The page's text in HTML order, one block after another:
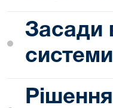
Засади